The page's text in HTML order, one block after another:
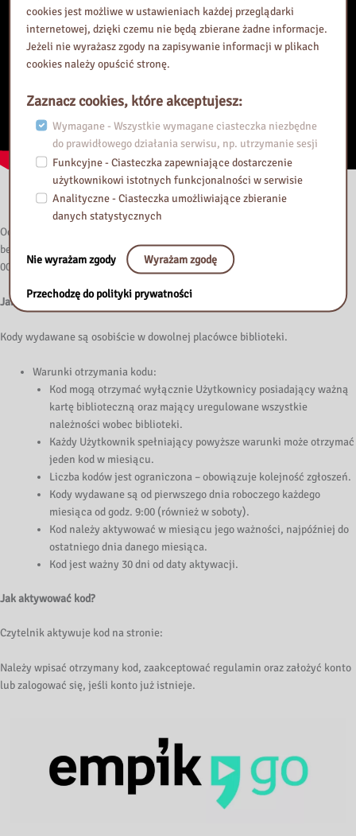
Empik Go
Od 2 grudnia 2025 roku zapraszamy Użytkowników Biblioteki do odbioru
bezpłatnych kodów dostępu do platformy Empik Go, oferującej ponad 30
000 e-booków oraz 25 000 audiobooków i podcastów.
Jak otrzymać bezpłatny kod?
Kody wydawane są osobiście w dowolnej placówce biblioteki.
Warunki otrzymania kodu:
Kod mogą otrzymać wyłącznie Użytkownicy posiadający ważną
kartę biblioteczną oraz mający uregulowane wszystkie
należności wobec biblioteki.
Każdy Użytkownik spełniający powyższe warunki może otrzymać
jeden kod w miesiącu.
Liczba kodów jest ograniczona – obowiązuje kolejność zgłoszeń.
Kody wydawane są od pierwszego dnia roboczego każdego
miesiąca od godz. 9:00 (również w soboty).
Kod należy aktywować w miesiącu jego ważności, najpóźniej do
ostatniego dnia danego miesiąca.
Kod jest ważny 30 dni od daty aktywacji.
Jak aktywować kod?
Czytelnik aktywuje kod na stronie:
Należy wpisać otrzymany kod, zaakceptować regulamin oraz założyć konto
lub zalogować się, jeśli konto już istnieje.
cookies jest możliwe w ustawieniach każdej przeglądarki
internetowej, dzięki czemu nie będą zbierane żadne informacje.
Jeżeli nie wyrażasz zgody na zapisywanie informacji w plikach
cookies należy opuścić stronę.
Zaznacz cookies, które akceptujesz:
Wymagane - Wszystkie wymagane ciasteczka niezbędne
do prawidłowego działania serwisu, np. utrzymanie sesji
Funkcyjne - Ciasteczka zapewniające dostarczenie
użytkownikowi istotnych funkcjonalności w serwisie
Analityczne - Ciasteczka umożliwiające zbieranie
danych statystycznych
Nie wyrażam zgody Wyrażam zgodę
Przechodzę do polityki prywatności